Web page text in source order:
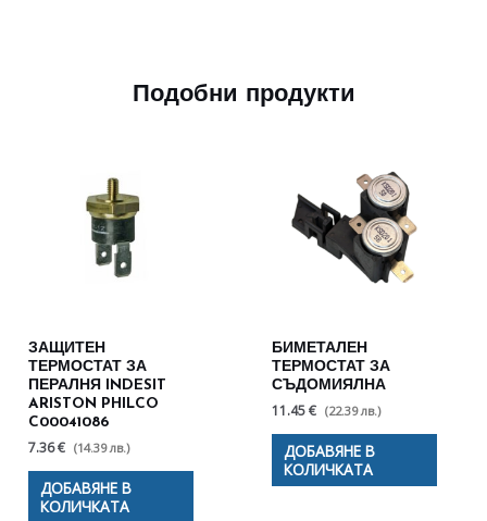
Подобни продукти
ЗАЩИТЕН
ТЕРМОСТАТ ЗА
ПЕРАЛНЯ INDESIT
ARISTON PHILCO
C00041086
7.36 € (14.39 лв.)
ДОБАВЯНЕ В
КОЛИЧКАТА
БИМЕТАЛЕН
ТЕРМОСТАТ ЗА
СЪДОМИЯЛНА
11.45 € (22.39 лв.)
ДОБАВЯНЕ В
КОЛИЧКАТА